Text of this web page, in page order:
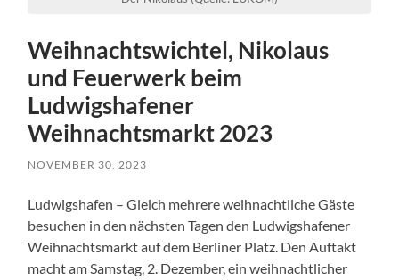
Weihnachtswichtel, Nikolaus
und Feuerwerk beim
Ludwigshafener
Weihnachtsmarkt 2023
NOVEMBER 30, 2023
Ludwigshafen – Gleich mehrere weihnachtliche Gäste
besuchen in den nächsten Tagen den Ludwigshafener
Weihnachtsmarkt auf dem Berliner Platz. Den Auftakt
macht am Samstag, 2. Dezember, ein weihnachtlicher